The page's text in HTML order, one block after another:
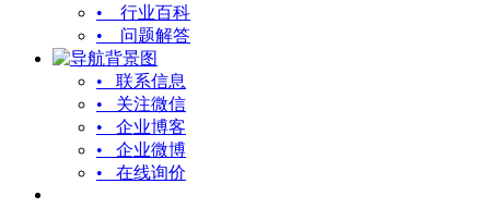
• 行业百科
• 问题解答
• 联系信息
• 关注微信
• 企业博客
• 企业微博
• 在线询价